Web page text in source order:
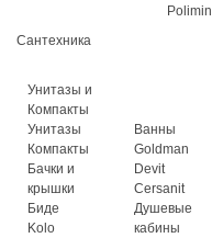
Polimin
Сантехника
Унитазы и
Компакты
Унитазы
Компакты
Бачки и
крышки
Биде
Kolo
Ванны
Goldman
Devit
Cersanit
Душевые
кабины